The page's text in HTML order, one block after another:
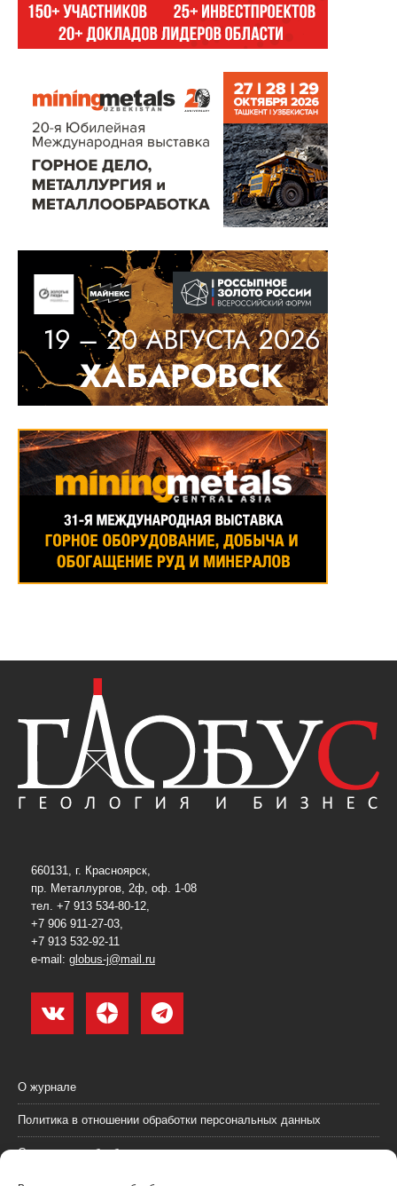
660131, г. Красноярск,
пр. Металлургов, 2ф, оф. 1-08
тел. +7 913 534-80-12,
+7 906 911-27-03,
+7 913 532-92-11
e-mail: globus-j@mail.ru
О журнале
Политика в отношении обработки персональных данных
Согласие на обработку персональных данных